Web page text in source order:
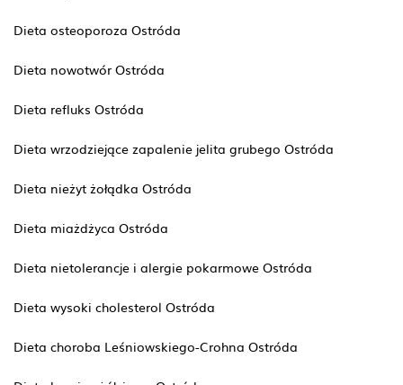
Dieta osteoporoza Ostróda
Dieta nowotwór Ostróda
Dieta refluks Ostróda
Dieta wrzodziejące zapalenie jelita grubego Ostróda
Dieta nieżyt żołądka Ostróda
Dieta miażdżyca Ostróda
Dieta nietolerancje i alergie pokarmowe Ostróda
Dieta wysoki cholesterol Ostróda
Dieta choroba Leśniowskiego-Crohna Ostróda